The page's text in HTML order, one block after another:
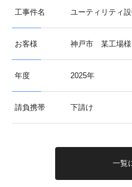
工事件名 ユーティリティ
お客様 神戸市 某工場様
年度 2025年
請負携帯 下請け
一覧